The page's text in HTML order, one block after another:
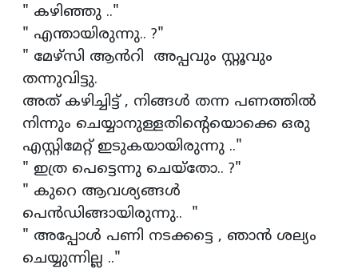
" കഴിഞ്ഞു .."
" എന്തായിരുന്നു.. ?"
" മേഴ്‌സി ആൻറി അപ്പവും സ്റ്റൂവും
തന്നുവിട്ടു.
അത് കഴിച്ചിട്ട് , നിങ്ങൾ തന്ന പണത്തിൽ
നിന്നും ചെയ്യാനുള്ളതിന്റെയൊക്കെ ഒരു
എസ്റ്റിമേറ്റ് ഇടുകയായിരുന്നു .."
" ഇത്ര പെട്ടെന്നു ചെയ്തോ.. ?"
" കുറെ ആവശ്യങ്ങൾ
പെൻഡിങ്ങായിരുന്നു.. "
" അപ്പോൾ പണി നടക്കട്ടെ , ഞാൻ ശല്യം
ചെയ്യുന്നില്ല .."